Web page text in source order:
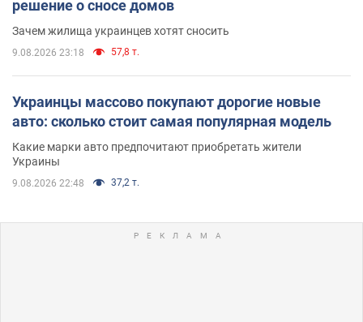
решение о сносе домов
Зачем жилища украинцев хотят сносить
9.08.2026 23:18 57,8 т.
Украинцы массово покупают дорогие новые
авто: сколько стоит самая популярная модель
Какие марки авто предпочитают приобретать жители
Украины
9.08.2026 22:48 37,2 т.